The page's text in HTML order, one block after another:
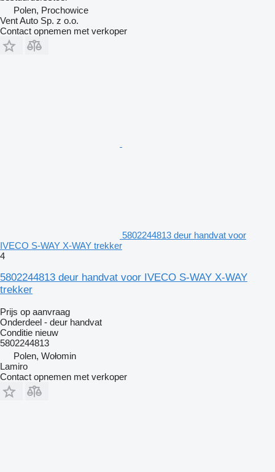
Polen, Prochowice
Vent Auto Sp. z o.o.
Contact opnemen met verkoper
5802244813 deur handvat voor
IVECO S-WAY X-WAY trekker
4
5802244813 deur handvat voor IVECO S-WAY X-WAY
trekker
Prijs op aanvraag
Onderdeel - deur handvat
Conditie nieuw
5802244813
Polen, Wołomin
Lamiro
Contact opnemen met verkoper